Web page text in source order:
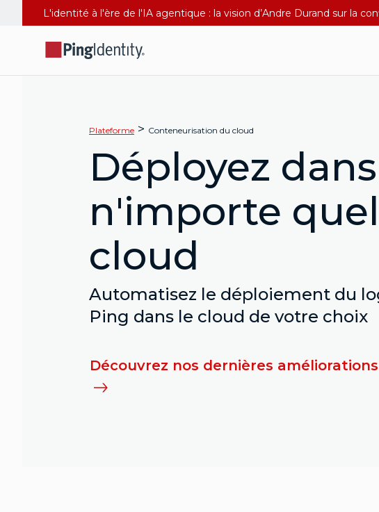
L'identité à l'ère de l'IA agentique : la vision d’Andre Durand sur la
Plateforme > Conteneurisation du cloud
Déployez dans
n'importe quel
cloud
Automatisez le déploiement du
Ping dans le cloud de votre choix
Découvrez nos dernières